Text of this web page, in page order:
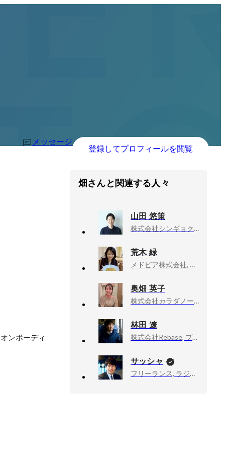
メッセージ
登録してプロフィールを閲覧
ンボーディ
畑さんと関連する人々
山田 悠策
株式会社シンギョク, プロジェクトマネージャー
荒木 緑
メドピア株式会社, HRグループ・採用マーケティング
奥畑 英子
株式会社カラダノート, 広報PR担当
林田 遼
株式会社Rebase, プロダクト推進部 ディレクター
サッシャ
フリーランス, ラジオDJ・ナビゲーター